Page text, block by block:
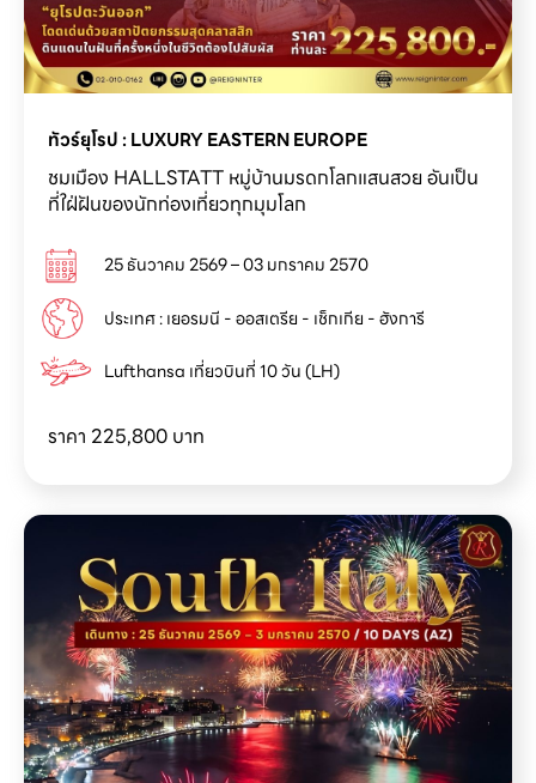
ทัวร์ยุโรป : LUXURY EASTERN EUROPE
ชมเมือง HALLSTATT หมู่บ้านมรดกโลกแสนสวย อันเป็น
ที่ใฝ่ฝันของนักท่องเที่ยวทุกมุมโลก
25 ธันวาคม 2569 – 03 มกราคม 2570
ประเทศ : เยอรมนี - ออสเตรีย - เช็กเกีย - ฮังการี
Lufthansa เที่ยวบินที่ 10 วัน (LH)
ราคา 225,800 บาท